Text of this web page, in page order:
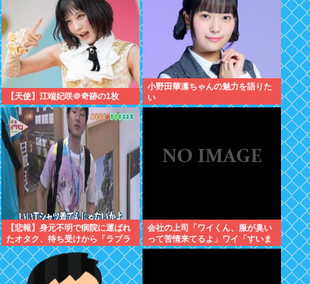
【天使】江端妃咲＠奇跡の1枚
小野田華凛ちゃんの魅力を語りた
い
【悲報】身元不明で病院に運ばれ
たオタク、待ち受けから「ラブラ
イブ」と呼ばれるwww
会社の上司「ワイくん、服が臭い
って苦情来てるよ」ワイ「すいま
せん」